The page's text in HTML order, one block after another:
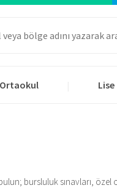
Ortaokul Lise
bursluluk sınavları,